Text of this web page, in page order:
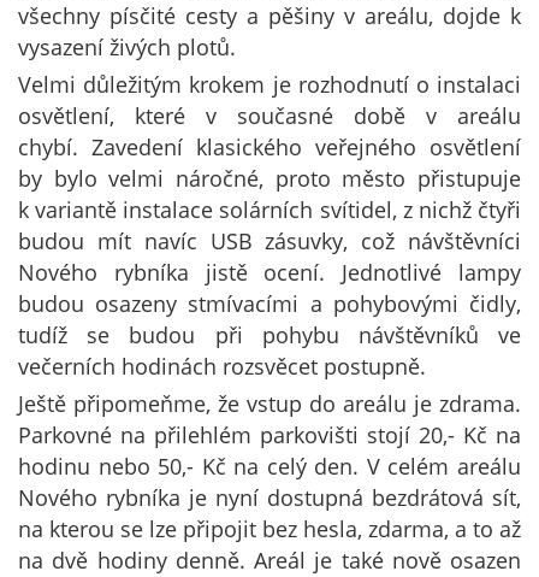
všechny písčité cesty a pěšiny v areálu, dojde k
vysazení živých plotů.
Velmi důležitým krokem je rozhodnutí o instalaci
osvětlení, které v současné době v areálu
chybí. Zavedení klasického veřejného osvětlení
by bylo velmi náročné, proto město přistupuje
k variantě instalace solárních svítidel, z nichž čtyři
budou mít navíc USB zásuvky, což návštěvníci
Nového rybníka jistě ocení. Jednotlivé lampy
budou osazeny stmívacími a pohybovými čidly,
tudíž se budou při pohybu návštěvníků ve
večerních hodinách rozsvěcet postupně.
Ještě připomeňme, že vstup do areálu je zdrama.
Parkovné na přilehlém parkovišti stojí 20,- Kč na
hodinu nebo 50,- Kč na celý den. V celém areálu
Nového rybníka je nyní dostupná bezdrátová sít,
na kterou se lze připojit bez hesla, zdarma, a to až
na dvě hodiny denně. Areál je také nově osazen